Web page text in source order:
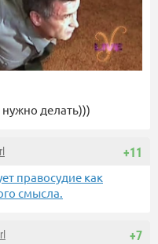
нужно делать)))
+11
правосудие как
смысла.
+7